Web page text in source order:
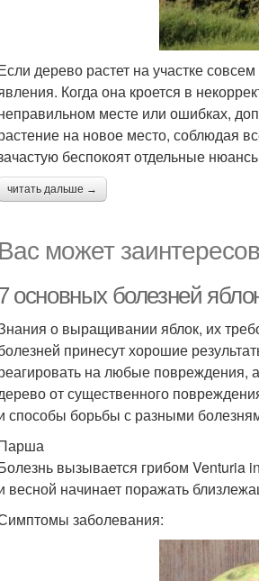
дерево растет на участке
Когда она кроется в
месте или ошибках,
на новое место, соблюдая
беспокоят отдельные
читать дальше →
Вас может
основных болезней
о выращивании яблок, их
принесут хорошие
на любые повреждения,
от существенного
способы борьбы с разными
вызывается грибом Venturia
весной начинает поражать
заболевания: